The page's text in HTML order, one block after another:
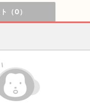
（0）